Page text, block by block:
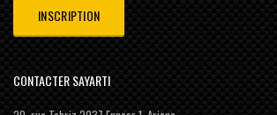
CONTACTER SAYARTI